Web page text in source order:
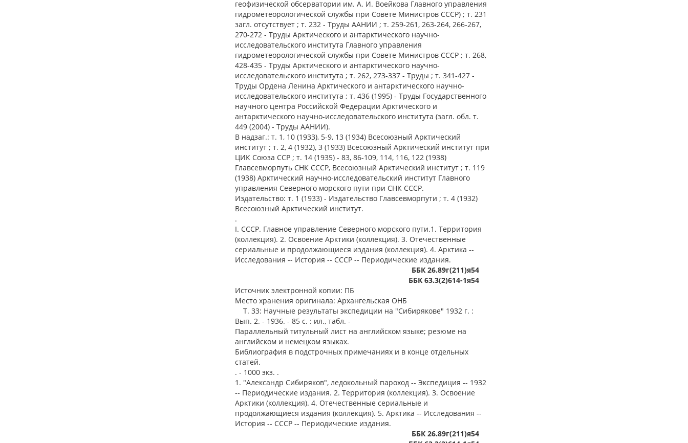
геофизической обсерватории им. А. И. Воейкова Главного управления
гидрометеорологической службы при Совете Министров СССР) ; т. 231
загл. отсутствует ; т. 232 - Труды ААНИИ ; т. 259-261, 263-264, 266-267,
270-272 - Труды Арктического и антарктического научно-
исследовательского института Главного управления
гидрометеорологической службы при Совете Министров СССР ; т. 268,
428-435 - Труды Арктического и антарктического научно-
исследовательского института ; т. 262, 273-337 - Труды ; т. 341-427 -
Труды Ордена Ленина Арктического и антарктического научно-
исследовательского института ; т. 436 (1995) - Труды Государственного
научного центра Российской Федерации Арктического и
антарктического научно-исследовательского института (загл. обл. т.
449 (2004) - Труды ААНИИ).
В надзаг.: т. 1, 10 (1933), 5-9, 13 (1934) Всесоюзный Арктический
институт ; т. 2, 4 (1932), 3 (1933) Всесоюзный Арктический институт при
ЦИК Союза ССР ; т. 14 (1935) - 83, 86-109, 114, 116, 122 (1938)
Главсевморпуть СНК СССР, Всесоюзный Арктический институт ; т. 119
(1938) Арктический научно-исследовательский институт Главного
управления Северного морского пути при СНК СССР.
Издательство: т. 1 (1933) - Издательство Главсевморпути ; т. 4 (1932)
Всесоюзный Арктический институт.
.
I. СССР. Главное управление Северного морского пути.1. Территория
(коллекция). 2. Освоение Арктики (коллекция). 3. Отечественные
сериальные и продолжающиеся издания (коллекция). 4. Арктика --
Исследования -- История -- СССР -- Периодические издания.
ББК 26.89г(211)я54
ББК 63.3(2)614-1я54
Источник электронной копии: ПБ
Место хранения оригинала: Архангельская ОНБ
Т. 33: Научные результаты экспедиции на "Сибирякове" 1932 г. :
Вып. 2. - 1936. - 85 с. : ил., табл. -
Параллельный титульный лист на английском языке; резюме на
английском и немецком языках.
Библиография в подстрочных примечаниях и в конце отдельных
статей.
. - 1000 экз. .
1. "Александр Сибиряков", ледокольный пароход -- Экспедиция -- 1932
-- Периодические издания. 2. Территория (коллекция). 3. Освоение
Арктики (коллекция). 4. Отечественные сериальные и
продолжающиеся издания (коллекция). 5. Арктика -- Исследования --
История -- СССР -- Периодические издания.
ББК 26.89г(211)я54